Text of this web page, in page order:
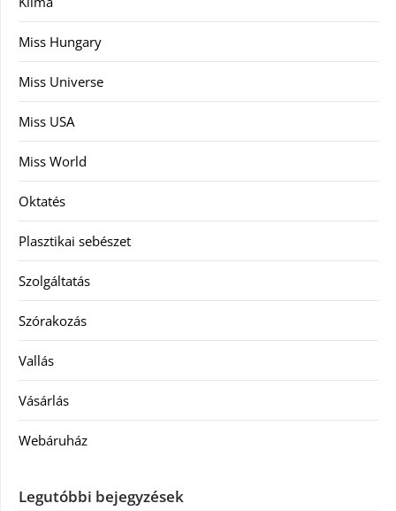
Miss Hungary
Miss Universe
Miss USA
Miss World
Oktatés
Plasztikai sebészet
Szolgáltatás
Szórakozás
Vallás
Vásárlás
Webáruház
Legutóbbi bejegyzések